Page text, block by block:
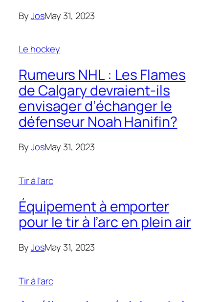
ByJosMay 31, 2023
Le hockey
Rumeurs NHL : Les Flames
de Calgary devraient-ils
envisager d’échanger le
défenseur Noah Hanifin?
ByJosMay 31, 2023
Tir à l'arc
Équipement à emporter
pour le tir à l’arc en plein air
ByJosMay 31, 2023
Tir à l'arc